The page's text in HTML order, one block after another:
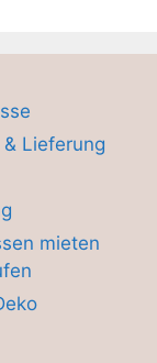
Lieferung
mieten